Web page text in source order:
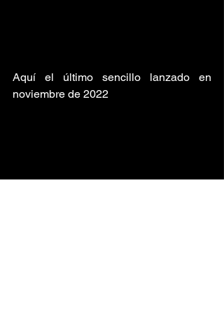
Aquí el último sencillo lanzado en
noviembre de 2022